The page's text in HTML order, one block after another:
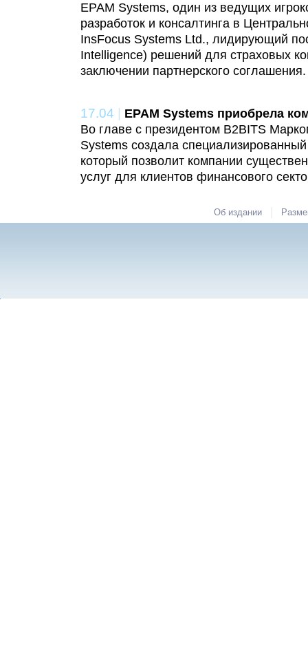
EPAM Systems, один из ведущих
разработок и консалтинга в
InsFocus Systems Ltd., лидирующий
Intelligence) решений для страховых
заключении партнерского соглашения.
17.04 | EPAM Systems приобрела
Во главе с президентом B2BITS
Systems создала
который позволит компании
услуг для клиентов финансового
Об издании |